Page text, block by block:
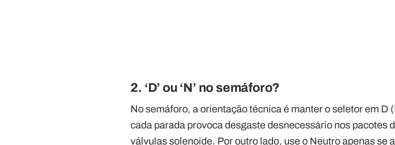
2. ‘D’ ou ‘N’ no semáforo?
No semáforo, a orientação técnica é manter o seletor em
cada parada provoca desgaste desnecessário nos pacotes
válvulas solenoide. Por outro lado, use o Neutro apenas se